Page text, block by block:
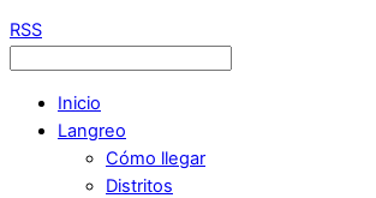
RSS
Inicio
Langreo
Cómo llegar
Distritos